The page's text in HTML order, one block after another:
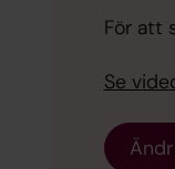
För att
Se